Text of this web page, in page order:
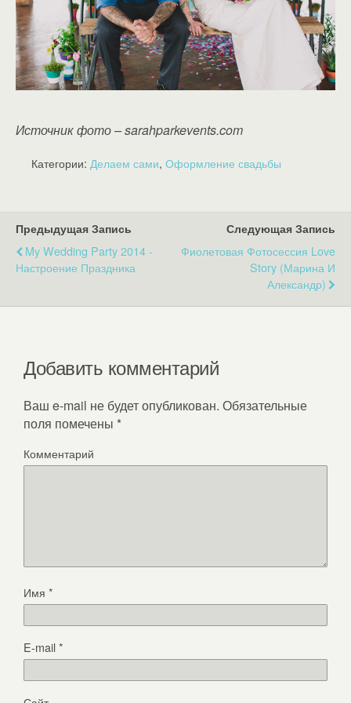
Источник фото – sarahparkevents.com
Категории: Делаем сами, Оформление свадьбы
Предыдущая Запись
My Wedding Party 2014 -
Настроение Праздника
Следующая Запись
Фиолетовая Фотосессия Love
Story (Марина И
Александр)
Добавить комментарий
Ваш e-mail не будет опубликован. Обязательные
поля помечены *
Комментарий
Имя *
E-mail*